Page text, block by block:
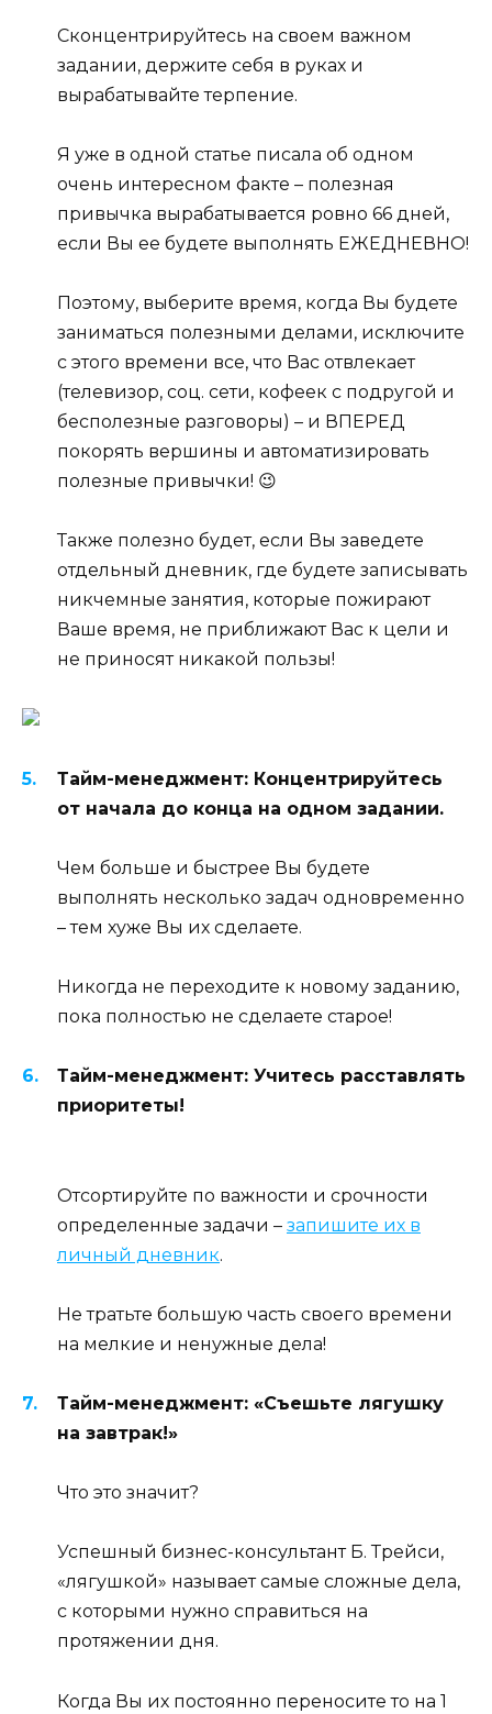
Сконцентрируйтесь на своем важном
задании, держите себя в руках и
вырабатывайте терпение.
Я уже в одной статье писала об одном
очень интересном факте – полезная
привычка вырабатывается ровно 66 дней,
если Вы ее будете выполнять ЕЖЕДНЕВНО!
Поэтому, выберите время, когда Вы будете
заниматься полезными делами, исключите
с этого времени все, что Вас отвлекает
(телевизор, соц. сети, кофеек с подругой и
бесполезные разговоры) – и ВПЕРЕД
покорять вершины и автоматизировать
полезные привычки! 😉
Также полезно будет, если Вы заведете
отдельный дневник, где будете записывать
никчемные занятия, которые пожирают
Ваше время, не приближают Вас к цели и
не приносят никакой пользы!
Тайм-менеджмент: Концентрируйтесь
от начала до конца на одном задании.
Чем больше и быстрее Вы будете
выполнять несколько задач одновременно
– тем хуже Вы их сделаете.
Никогда не переходите к новому заданию,
пока полностью не сделаете старое!
Тайм-менеджмент: Учитесь расставлять
приоритеты!
Отсортируйте по важности и срочности
определенные задачи – запишите их в
личный дневник.
Не тратьте большую часть своего времени
на мелкие и ненужные дела!
Тайм-менеджмент: «Съешьте лягушку
на завтрак!»
Что это значит?
Успешный бизнес-консультант Б. Трейси,
«лягушкой» называет самые сложные дела,
с которыми нужно справиться на
протяжении дня.
Когда Вы их постоянно переносите то на 1